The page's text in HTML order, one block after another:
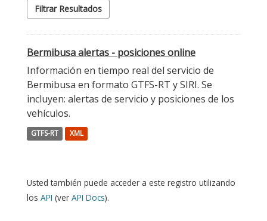
Filtrar Resultados
Bermibusa alertas - posiciones online
Información en tiempo real del servicio de
Bermibusa en formato GTFS-RT y SIRI. Se
incluyen: alertas de servicio y posiciones de los
vehículos.
GTFS-RT XML
Usted también puede acceder a este registro utilizando
los API (ver API Docs).